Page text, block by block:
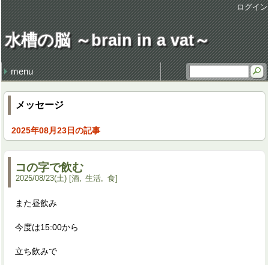
ログイン
水槽の脳 ～brain in a vat～
menu
最近の記事
損得勘定
地獄の行軍
earworm
休日飲み
3代目クラウン
最近のコメント
謹賀新年 system admin
タグ健康・病気 (106)
仕事 (35)
職場 (21)
意見 (9)
食 (59)
時事 (37)
交通 (14)
地域 (62)
映画 (23)
音楽 (35)
趣味 (36)
書籍 (4)
宇宙 (8)
家族 (45)
文化 (69)
その他 (20)
デザイン (8)
流行 (7)
住 (6)
レトロ (27)
技術 (22)
言葉 (9)
季節 (19)
行事 (20)
生活 (39)
天気・気象 (12)
酒 (14)
精神 (46)
自然 (8)
モノ・道具 (8)
歴史 (15)
政治 (4)
旅行 (31)
文学 (1)
植物 (3)
スポーツ (6)
思い出 (2)
メッセージ
2025年08月23日の記事
コの字で飲む
2025/08/23(土) 酒 生活 食
また昼飲み
今度は15:00から
立ち飲みで